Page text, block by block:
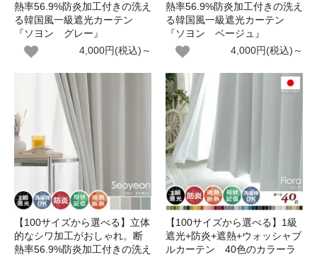
熱率56.9%防炎加工付きの洗え
る韓国風一級遮光カーテン
『ソヨン グレー』
4,000円(税込)～
熱率56.9%防炎加工付きの洗え
る韓国風一級遮光カーテン
『ソヨン ベージュ』
4,000円(税込)～
【100サイズから選べる】立体
的なシワ加工がおしゃれ。断
熱率56.9%防炎加工付きの洗え
【100サイズから選べる】1級
遮光+防炎+遮熱+ウォッシャブ
ルカーテン 40色のカラーラ